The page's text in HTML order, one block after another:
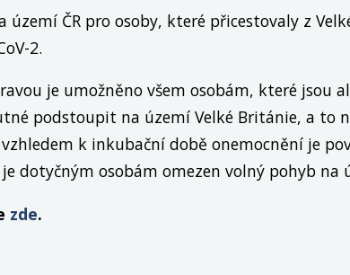
území ČR pro osoby, které přicestovaly z
2.
je umožněno všem osobám, které
podstoupit na území Velké Británie, a to
k inkubační době onemocnění je
dotyčným osobám omezen volný pohyb na
zde.